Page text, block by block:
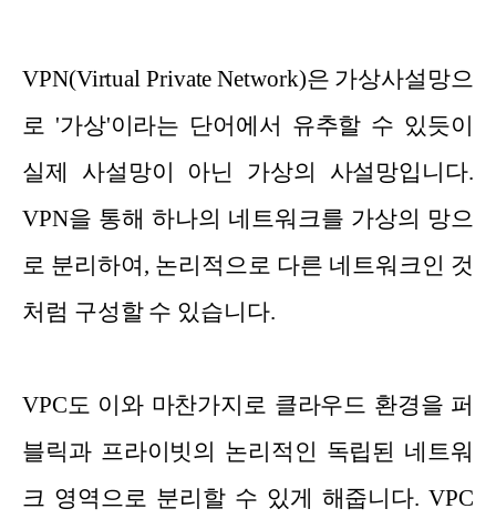
VPN(Virtual Private Network)은 가상사설망으
로 '가상'이라는 단어에서 유추할 수 있듯이
실제 사설망이 아닌 가상의 사설망입니다.
VPN을 통해 하나의 네트워크를 가상의 망으
로 분리하여, 논리적으로 다른 네트워크인 것
처럼 구성할 수 있습니다.
VPC도 이와 마찬가지로 클라우드 환경을 퍼
블릭과 프라이빗의 논리적인 독립된 네트워
크 영역으로 분리할 수 있게 해줍니다. VPC